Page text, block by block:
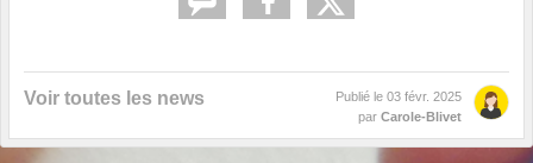
Voir toutes les news Publié le 03 févr. 2025
par Carole-Blivet